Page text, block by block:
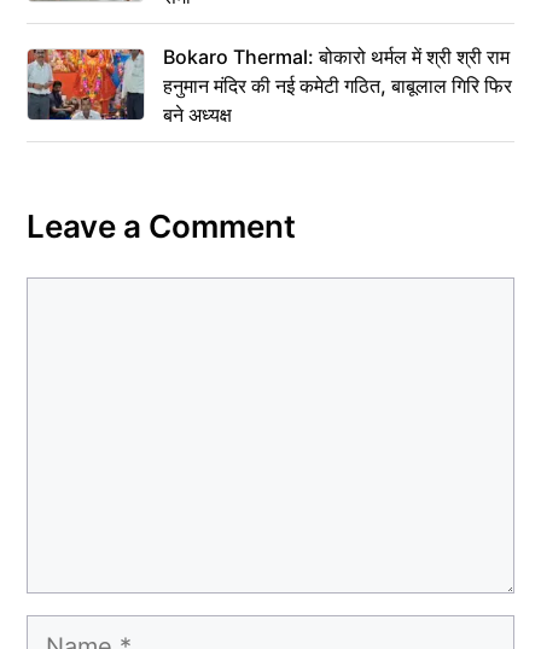
Bokaro Thermal: बोकारो थर्मल में श्री श्री राम
हनुमान मंदिर की नई कमेटी गठित, बाबूलाल गिरि फिर
बने अध्यक्ष
Leave a Comment
Name